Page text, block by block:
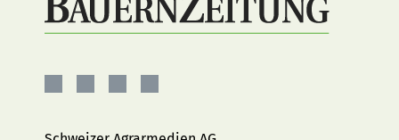
Facebook
InstagramYouTubeLinkedIn